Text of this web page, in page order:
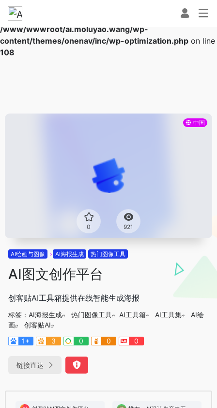
Warning
/www/wwwroot/ai.moluyao.wang/wp-
content/themes/onenav/inc/wp-optimization.php on line
108
中国
0 921
AI绘画与图像 AI海报生成 热门图像工具
AI图文创作平台
创客贴AI工具箱提供在线智能生成海报
标签： AI海报生成 热门图像工具 AI工具箱 AI工具集
AI绘
画
创客贴AI
1+
3 0 0 0
链接直达